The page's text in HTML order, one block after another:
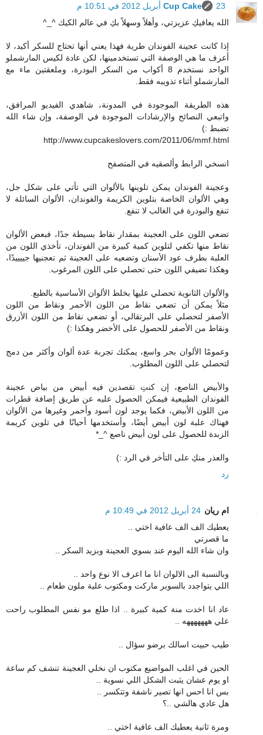
Cup Cake
23 أبريل 2012 في 10:51 م
الله يعافيكِ عزيزتي، وأهلاً وسهلاً بكِ في عالم الكيك ^_^
إذا كانت عجينة الفوندان طرية فهذا يعني أنها تحتاج للسكر أكيد، لا
أعرف ما هي الوصفة التي تستخدمينها، لكن عادة لكيس المارشملو
الواحد نستخدم 8 أكواب من السكر البودرة، وملعقتين ماء مع
المارشملو أثناء تذويبه فقط.
هذه الطريقة الموجودة في المدونة، شاهدي الفيديو المرافق،
واتبعي النصائح والإرشادات الموجودة في الوصفة، وإن شاء الله
تضبط :)
http://www.cupcakeslovers.com/2011/06/mmf.html
انسخي الرابط وألصقيه في المتصفح
وعجينة الفوندان يمكن تلوينها بالألوان التي تأتي على شكل جل،
وهي الألوان الخاصة بتلوين الكريمة والفوندان، الألوان السائلة لا
تنفع والبودرة في الغالب لا تنفع.
تضعي اللون على العجينة بمقدار نقاط بسيطة جدًا، فبعض الألوان
نقاط منها تكفي لتلوين كمية كبيرة من الفوندان، تأخذي اللون من
العلبة بطرف عود الأسنان وتضعيه على العجينة ثم تعجنيها جييييدًا،
وهكذا تضيفي اللون حتى تحصلي على اللون المرغوب.
والألوان الثانوية تحصلي عليها بخلط الألوان الأساسية بالطبع.
مثلاً يمكن أن تضعي نقاط من اللون الأحمر ونقاط من اللون
الأصفر لتحصلي على البرتقالي، أو تضعي نقاط من اللون الأزرق
ونقاط من الأصفر للحصول على الأخضر وهكذا :)
وعمومًا الألوان بحر واسع، يمكنك تجربة عدة ألوان وأكثر من دمج
لتحصلي على اللون المطلوب.
والأبيض الناصع، إن كنتِ تقصدين فيه أبيض من بياض عجينة
الفوندان الطبيعية فيمكن الحصول عليه عن طريق إضافة قطرات
من اللون الأبيض، فكما يوجد لون أسود وأحمر وغيرها من الألوان
فهناك علبة لون أبيض أيضًا، وأستخدمها أحيانًا في تلوين كريمة
الزبدة للحصول على لون أبيض ناصع ^_*
والعذر منكِ على التأخر في الرد :)
رد
ام ريان 24 أبريل 2012 في 10:49 م
يعطيك الف الف عافية اختي ..
ما قصرتي
وان شاء الله اليوم عند بسوي العجينة وبزيد السكر ..
وبالنسبة الى الالوان انا ما اعرف الا نوع واحد ..
اللي يتواجدد بالسوبر ماركت ومكتوب علية ملون طعام ..
عاد انا اخدت منة كمية كبيرة .. اذا طلع مو نفس المطلوب راحت
علي هههههههه ..
طيب حبيت اسالك برضو سؤال ..
الحين في اغلب المواضيع مكتوب ان نخلي العجينة تنشف كم ساعة
او يوم عشان يثبت الشكل اللي نسوية ..
بس انا احس انها تصير ناشفة وتتكسر ..
هل عادي هالشي ..؟
ومرة ثانية يعطيك الف عافية اختي ..